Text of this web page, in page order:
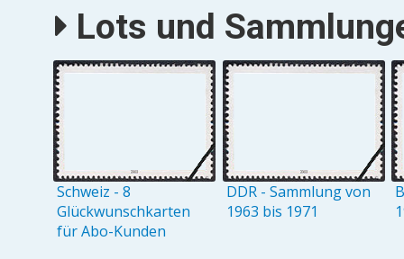
Lots und
Schweiz - 8
Glückwunschkarten
für Abo-Kunden
DDR - Sammlung von
1963 bis 1971